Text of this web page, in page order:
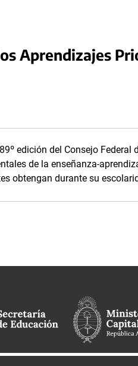
Aprendizajes
edición del Consejo Federal
de la enseñanza-
obtengan durante su